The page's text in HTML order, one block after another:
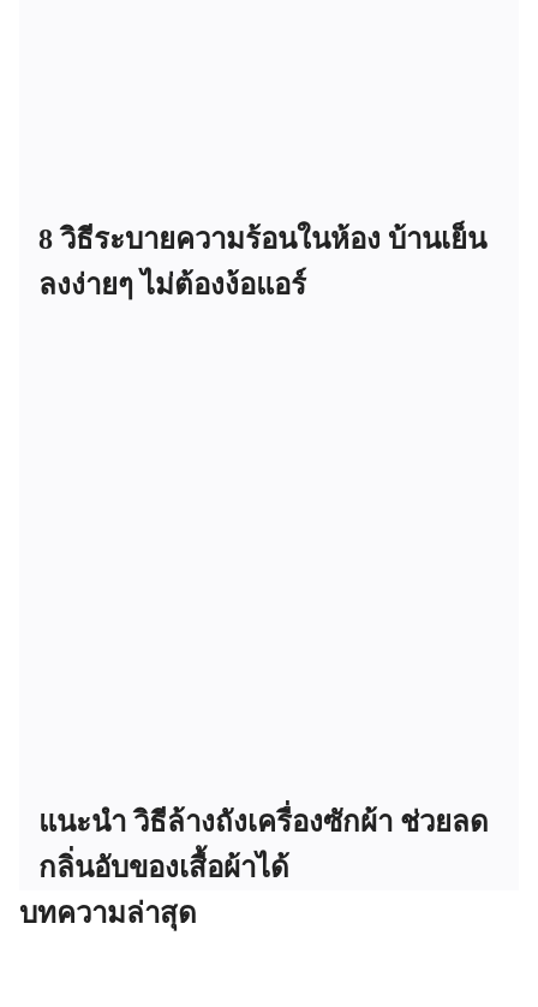
8 วิธีระบายความร้อนในห้อง บ้านเย็น
ลงง่ายๆ ไม่ต้องง้อแอร์
แนะนำ วิธีล้างถังเครื่องซักผ้า ช่วยลด
กลิ่นอับของเสื้อผ้าได้
บทความล่าสุด